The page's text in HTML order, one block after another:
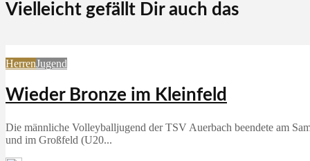
Vielleicht gefällt Dir auch das
HerrenJugend
Wieder Bronze im Kleinfeld
Die männliche Volleyballjugend der TSV Auerbach beendete am
und im Großfeld (U20...